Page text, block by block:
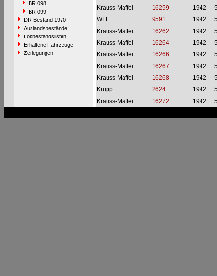
BR 098
BR 099
DR-Bestand 1970
Auslandsbestände
Lokbestandslisten
Erhaltene Fahrzeuge
Zerlegungen
Krauss-Maffei
16259 1942
WLF
9591 1942
Krauss-Maffei
16262 1942
Krauss-Maffei
16264 1942
Krauss-Maffei
16266 1942
Krauss-Maffei
16267 1942
Krauss-Maffei
16268 1942
Krupp
2624 1942
Krauss-Maffei
16272 1942